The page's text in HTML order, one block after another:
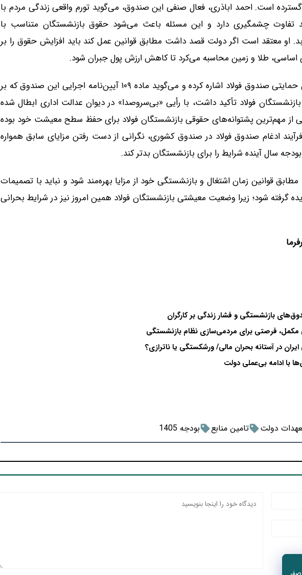
است. احمد اباذری، فعال صنفی این صندوق، می‌گوید تورم واقعی زندگی مردم با
تفاوت چشمگیری دارد و این مسئله باعث می‌شود حقوق بازنشستگان متناسب با
او معتقد است اگر دولت قصد داشت مطابق قوانین عمل کند باید افزایش حقوق را بر
اساسی، طلا و زمین محاسبه می‌کرد تا کاهش ارزش پول جبران شود.
وی همچنین به سابقه قوانین حمایتی صندوق فولاد اشاره کرده و می‌گوید ماده ۱۰۹ آیین‌نامه اجرایی این صندوق که بر
فولاد تأکید داشت، با رأیی «بی‌سروصدا» در دیوان عدالت اداری ابطال شده
از مهم‌ترین پشتوانه‌های حقوقی بازنشستگان فولاد برای حفظ سطح معیشت خود بوده
ادغام صندوق فولاد در صندوق کشوری، نگرانی از دست رفتن مزایای سابق همواره
سال آینده شرایط را برای بازنشستگان بدتر کند.
مطابق قوانین زمان اشتغال و بازنشستگی خود از مزایا بهره‌مند شود و نباید با تصمیمات
گرفته شود؛ زیرا وضعیت معیشتی بازنشستگان فولاد همین امروز نیز در شرایط بحرانی
بازنشستگی و فشار زندگی بر کارگران
فرصتی برای مردمی‌سازی نظام بازنشستگی
در آستانه بحران مالی/ ورشکستگی یا ناترازی؟
با ادامه بی‌عملی دولت
دولت تامین منابع بودجه 1405